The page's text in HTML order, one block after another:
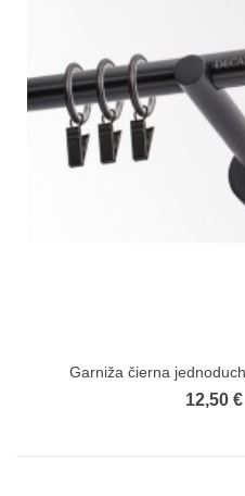
Garniža čierna
12,50 €